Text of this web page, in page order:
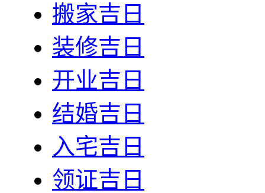
搬家吉日
装修吉日
开业吉日
结婚吉日
入宅吉日
领证吉日